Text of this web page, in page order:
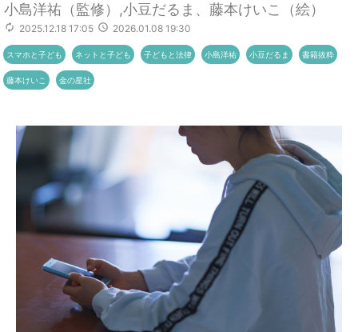
小島洋祐（監修）,小豆だるま、藤本けいこ（絵）
2025.12.18 17:05 2026.01.08 19:30
スマホと子ども ネットと子ども 子どもと法律 小島洋祐 小豆だるま 書籍抜粋
藤本けいこ 金の星社